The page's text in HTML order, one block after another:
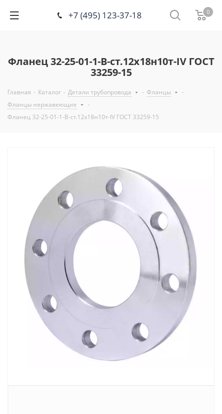
+7 (495) 123-37-18 0
Фланец 32-25-01-1-B-ст.12х18н10т-IV ГОСТ
33259-15
Главная - Каталог - Детали трубопровода - Фланцы
-
Фланцы нержавеющие
-
Фланец 32-25-01-1-B-ст.12х18н10т-IV ГОСТ 33259-15